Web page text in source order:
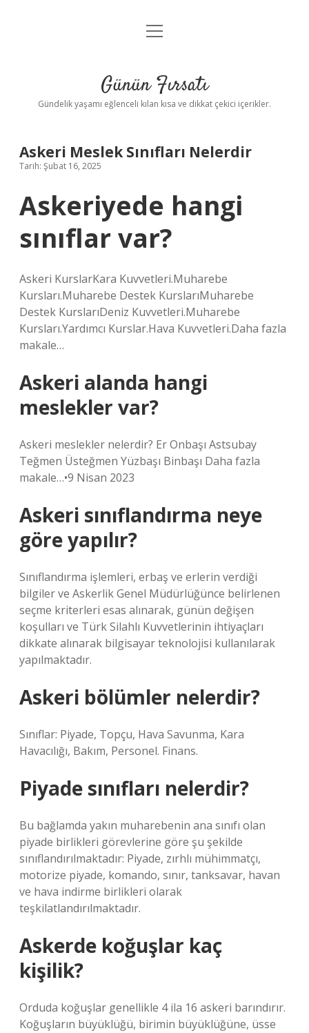
Anasayfa
Yasal Uyarı
menüyü
Günün Fırsatı
Gündelik yaşamı eğlenceli kılan kısa ve dikkat çekici içerikler.
Askeri Meslek Sınıfları Nelerdir
Tarih: Şubat 16, 2025
Askeriyede hangi
sınıflar var?
Askeri KurslarKara Kuvvetleri.Muharebe
Kursları.Muharebe Destek KurslarıMuharebe
Destek KurslarıDeniz Kuvvetleri.Muharebe
Kursları.Yardımcı Kurslar.Hava Kuvvetleri.Daha fazla
makale…
Askeri alanda hangi
meslekler var?
Askeri meslekler nelerdir? Er Onbaşı Astsubay
Teğmen Üsteğmen Yüzbaşı Binbaşı Daha fazla
makale…•9 Nisan 2023
Askeri sınıflandırma neye
göre yapılır?
Sınıflandırma işlemleri, erbaş ve erlerin verdiği
bilgiler ve Askerlik Genel Müdürlüğünce belirlenen
seçme kriterleri esas alınarak, günün değişen
koşulları ve Türk Silahlı Kuvvetlerinin ihtiyaçları
dikkate alınarak bilgisayar teknolojisi kullanılarak
yapılmaktadır.
Askeri bölümler nelerdir?
Sınıflar: Piyade, Topçu, Hava Savunma, Kara
Havacılığı, Bakım, Personel. Finans.
Piyade sınıfları nelerdir?
Bu bağlamda yakın muharebenin ana sınıfı olan
piyade birlikleri görevlerine göre şu şekilde
sınıflandırılmaktadır: Piyade, zırhlı mühimmatçı,
motorize piyade, komando, sınır, tanksavar, havan
ve hava indirme birlikleri olarak
teşkilatlandırılmaktadır.
Askerde koğuşlar kaç
kişilik?
Orduda koğuşlar genellikle 4 ila 16 askeri barındırır.
Koğuşların büyüklüğü, birimin büyüklüğüne, üsse